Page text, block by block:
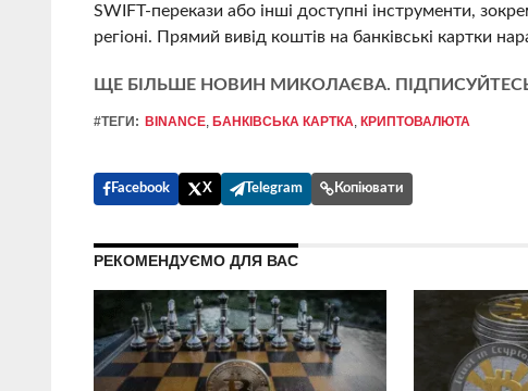
SWIFT-перекази або інші доступні інструменти,
регіоні. Прямий вивід коштів на банківські картки
ЩЕ БІЛЬШЕ НОВИН МИКОЛАЄВА.
#ТЕГИ: BINANCE, БАНКІВСЬКА КАРТКА, КРИПТОВАЛЮТА
Facebook X Telegram Копіювати
РЕКОМЕНДУЄМО ДЛЯ ВАС